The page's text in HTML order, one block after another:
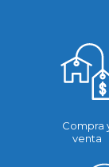
Compra
venta